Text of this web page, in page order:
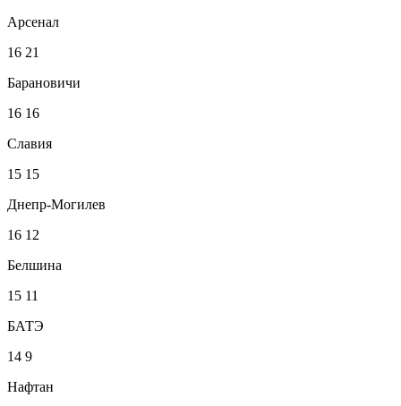
Арсенал
16 21
Барановичи
16 16
Славия
15 15
Днепр-Могилев
16 12
Белшина
15 11
БАТЭ
14 9
Нафтан